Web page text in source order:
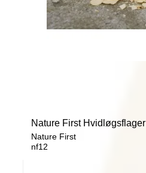
Nature First Hvidløgsflager
Nature First
nf12